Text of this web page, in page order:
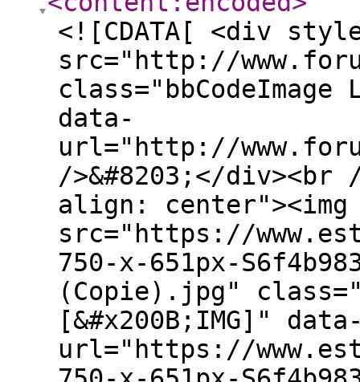
<![CDATA[ <div
src="http://
data-
url="http://
/>&#8203;</
align: center"><img
src="https://
750-x-651px-
(Copie).jpg"
[&#x200B;IMG]"
url="https://